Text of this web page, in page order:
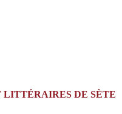
LITTÉRAIRES DE SÈTE